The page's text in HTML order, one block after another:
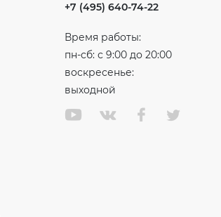
+7 (495) 640-74-22
Время работы:
пн-сб: с 9:00 до 20:00
воскресенье:
выходной